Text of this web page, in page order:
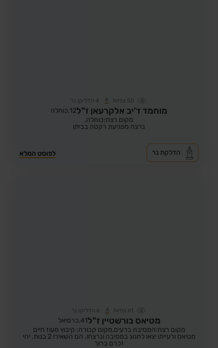
50 צפיות 4 הדליקו נר
מוחמד ד'יב אלקרעאן ז"ל12, כוחלה
מקום רצח:כוחלה,
נרצח מפגיעת רקטה בביתו
לפוסט המלא הדלקת נר
61 צפיות 6 הדליקו נר
מטיאס בורשטיין ז"ל41, כרמיאל
מקום רצח:המסיבה ברעים,מקום קבורה: קיבוץ מעוז חיים
מטיאס ורעייתו יצאו לחגוג במסיבה ונרצחו. הם השאירו 2 בנות. יהי
זכרם ברוך